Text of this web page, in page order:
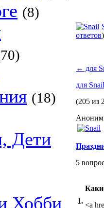
(8)
(18)
Дети
Хобби
ответов)
← для
для
(205 из
Аноним
5
1. <a